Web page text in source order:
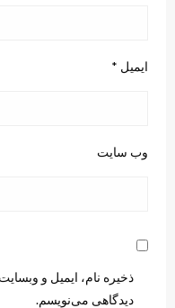
ایمیل *
وب‌ سایت
ذخیره نام، ایمیل و
دیدگاهی می‌نویسم.